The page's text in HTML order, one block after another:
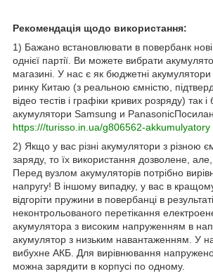
Рекомендація щодо використання:
1) Бажано встановлювати в повербанк
однієї партії. Ви можете вибрати
магазині. У нас є як бюджетні
ринку Китаю (з реальною ємністю,
відео тестів і графіки кривих розряду) так і
акумулятори Samsung и Panasonic
https:///turisso.in.ua/g806562-akkumulyatory
2) Якщо у вас різні акумулятори з різною
заряду, то їх використання дозволене, але,
Перед вузлом акумуляторів потрібно
напругу! В іншому випадку, у вас в
відгоріти пружини в повербанці в результаті
неконтрольованого перетікання
акумулятора з високим напруженням в
акумулятор з низьким навантаженням. У
вибухне АКБ. Для вирівнювання
можна зарядити в корпусі по одному.